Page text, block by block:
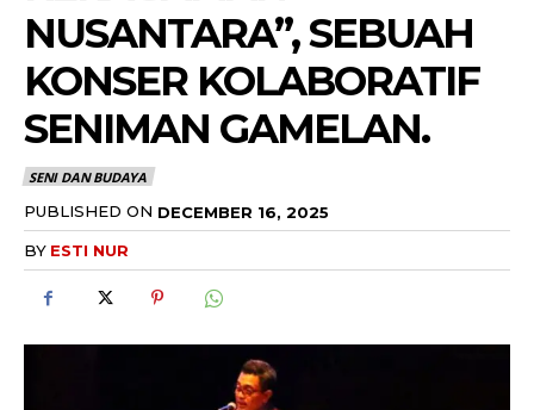
NUSANTARA”, SEBUAH
KONSER KOLABORATIF
SENIMAN GAMELAN.
SENI DAN BUDAYA
PUBLISHED ON DECEMBER 16, 2025
BY ESTI NUR